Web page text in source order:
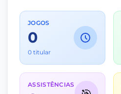
JOGOS
0
0 titular
ASSISTÊNCIAS